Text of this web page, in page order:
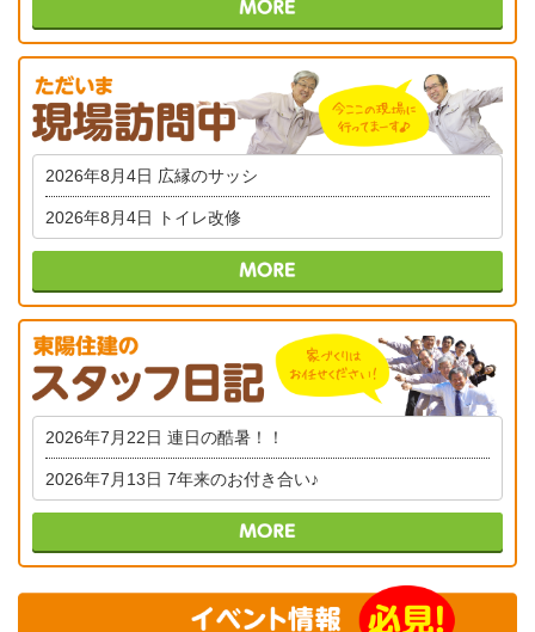
2026年8月4日 広縁のサッシ
2026年8月4日 トイレ改修
2026年7月22日 連日の酷暑！！
2026年7月13日 7年来のお付き合い♪